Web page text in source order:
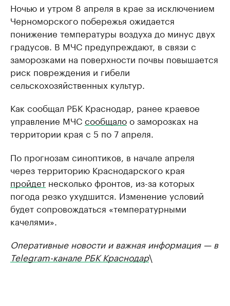
Ночью и утром 8 апреля в крае за исключением
Черноморского побережья ожидается
понижение температуры воздуха до минус двух
градусов. В МЧС предупреждают, в связи с
заморозками на поверхности почвы повышается
риск повреждения и гибели
сельскохозяйственных культур.
Как сообщал РБК Краснодар, ранее краевое
управление МЧСсообщалоо заморозках на
территории края с 5 по 7 апреля.
По прогнозам синоптиков, в начале апреля
через территорию Краснодарского края
пройдет несколько фронтов, из-за которых
погода резко ухудшится. Изменение условий
будет сопровождаться «температурными
качелями».
Оперативные новости и важная информация — в
Telegram-канале РБК Краснодар\